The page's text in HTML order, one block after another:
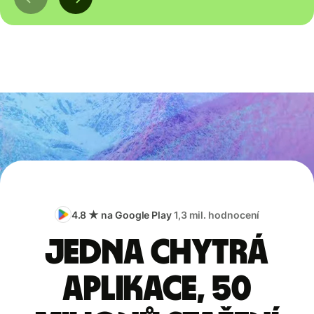
4.8 ★ na Google Play1,3 mil. hodnocení
Jedna chytrá
aplikace, 50